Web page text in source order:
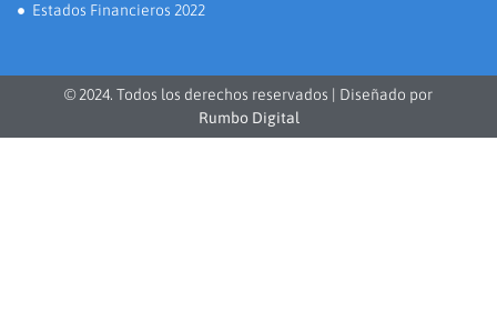
Estados Financieros 2022
© 2024. Todos los derechos reservados | Diseñado por
Rumbo Digital